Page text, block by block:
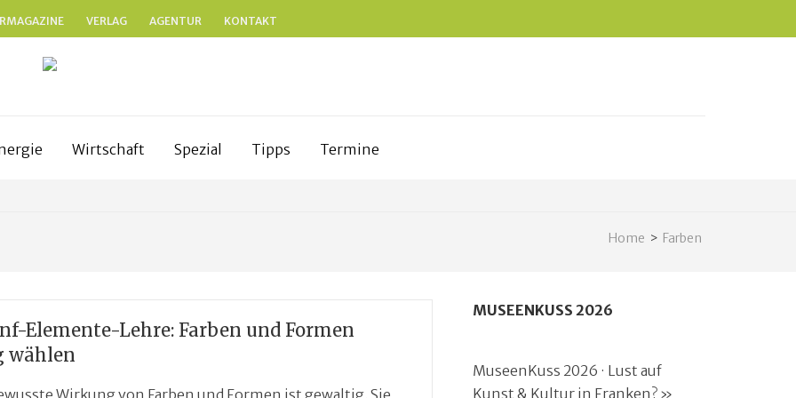
VERLAG AGENTUR KONTAKT
Wirtschaft Spezial Tipps Termine
Home > Farben
Elemente-Lehre: Farben und Formen
wählen
Wirkung von Farben und Formen ist gewaltig. Sie
MUSEENKUSS 2026
MuseenKuss 2026 · Lust auf
Kunst & Kultur in Franken? »